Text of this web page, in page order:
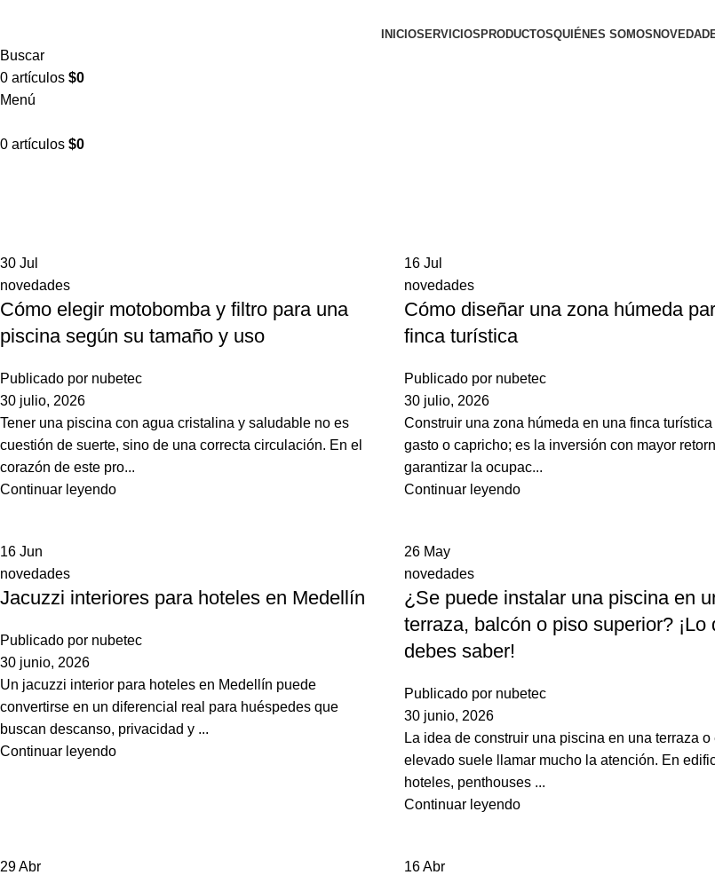
INICIOSERVICIOS PRODUCTOSQUIÉNES SOMOS
Buscar
0 artículos $0
Menú
0 artículos $0
30 Jul
novedades
Cómo elegir motobomba y filtro para una
piscina según su tamaño y uso
Publicado por nubetec
30 julio, 2026
Tener una piscina con agua cristalina y saludable no es
cuestión de suerte, sino de una correcta circulación. En el
corazón de este pro...
Continuar leyendo
16 Jul
novedades
Cómo diseñar una zona húmeda
finca turística
Publicado por nubetec
30 julio, 2026
Construir una zona húmeda en una finca turística
gasto o capricho; es la inversión con mayor
garantizar la ocupac...
Continuar leyendo
16 Jun
novedades
Jacuzzi interiores para hoteles en Medellín
Publicado por nubetec
30 junio, 2026
Un jacuzzi interior para hoteles en Medellín puede
convertirse en un diferencial real para huéspedes que
buscan descanso, privacidad y ...
Continuar leyendo
26 May
novedades
¿Se puede instalar una piscina en
terraza, balcón o piso superior? ¡Lo
debes saber!
Publicado por nubetec
30 junio, 2026
La idea de construir una piscina en una terraza o
elevado suele llamar mucho la atención. En
hoteles, penthouses ...
Continuar leyendo
29Abr
16Abr